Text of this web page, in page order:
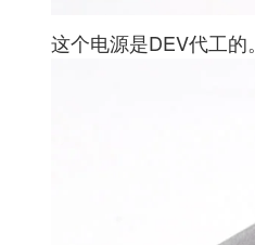
这个电源是DEV代工的。